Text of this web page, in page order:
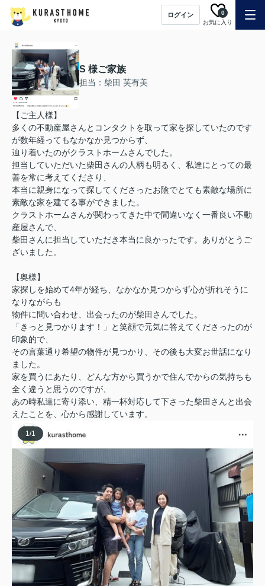
ログイン
お気に入り
0
S 様ご家族
担当：柴田 芙有美
【ご主人様】
多くの不動産屋さんとコンタクトを取って家を探していたのです
が数年経ってもなかなか見つからず、
辿り着いたのがクラストホームさんでした。
担当していただいた柴田さんの人柄も明るく、私達にとっての最
善を常に考えてくださり、
本当に親身になって探してくださったお陰でとても素敵な場所に
素敵な家を建てる事ができました。
クラストホームさんが関わってきた中で間違いなく一番良い不動
産屋さんで、
柴田さんに担当していただき本当に良かったです。ありがとうご
ざいました。
【奥様】
家探しを始めて4年が経ち、なかなか見つからず心が折れそうに
なりながらも
物件に問い合わせ、出会ったのが柴田さんでした。
「きっと見つかります！」と笑顔で元気に答えてくださったのが
印象的で、
その言葉通り希望の物件が見つかり、その後も大変お世話になり
ました。
家を買うにあたり、どんな方から買うかで住んでからの気持ちも
全く違うと思うのですが、
あの時私達に寄り添い、精一杯対応して下さった柴田さんと出会
えたことを、心から感謝しています。
1/1